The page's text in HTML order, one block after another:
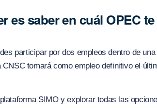
es saber en cuál OPEC te
participar por dos empleos dentro de una
tomará como empleo definitivo el
SIMO y explorar todas las